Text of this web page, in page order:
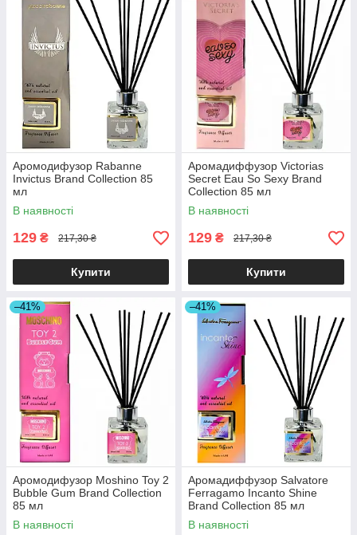
Аромодифузор Rabanne
Invictus Brand Collection 85
мл
В наявності
129 ₴ 217,30 ₴
Купити
Аромадиффузор Victorias
Secret Eau So Sexy Brand
Collection 85 мл
В наявності
129 ₴ 217,30 ₴
Купити
–41%
Аромодифузор Moshino Toy 2
Bubble Gum Brand Collection
85 мл
В наявності
–41%
Аромадиффузор Salvatore
Ferragamo Incanto Shine
Brand Collection 85 мл
В наявності